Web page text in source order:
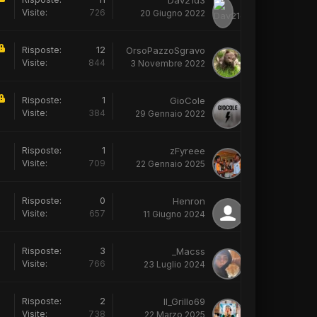
Visite: 726 20 Giugno 2022
Risposte: 12
Visite: 844
OrsoPazzoSgravo
3 Novembre 2022
Risposte: 1
Visite: 384
GioCole
29 Gennaio 2022
Risposte: 1
Visite: 709
zFyreee
22 Gennaio 2025
Risposte: 0
Visite: 657
Henron
11 Giugno 2024
Risposte: 3
Visite: 766
_Macss
23 Luglio 2024
Risposte: 2
Visite: 738
Il_Grillo69
22 Marzo 2025